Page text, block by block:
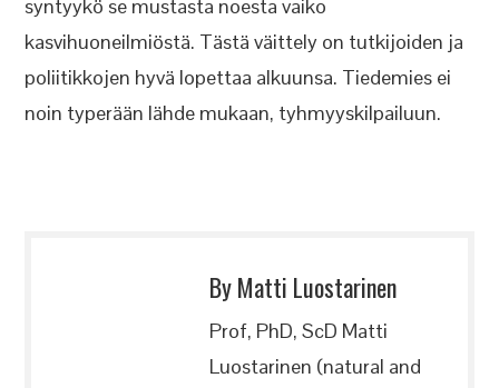
syntyykö se mustasta noesta vaiko
kasvihuoneilmiöstä. Tästä väittely on tutkijoiden ja
poliitikkojen hyvä lopettaa alkuunsa. Tiedemies ei
noin typerään lähde mukaan, tyhmyyskilpailuun.
By Matti Luostarinen
Prof, PhD, ScD Matti
Luostarinen (natural and